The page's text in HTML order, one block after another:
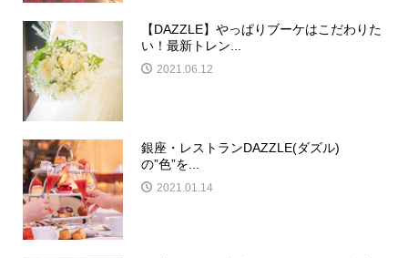
【DAZZLE】やっぱりブーケはこだわりた
い！最新トレン...
2021.06.12
銀座・レストランDAZZLE(ダズル)
の”色”を...
2021.01.14